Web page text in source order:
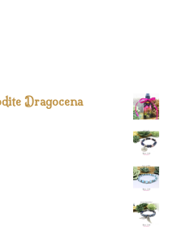
Dragocena